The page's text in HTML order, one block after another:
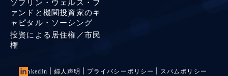
ソブリン・ウェルス・フ
ァンドと機関投資家のキ
ャピタル・ソーシング
投資による居住権／市民
権
LinkedIn 婦人声明 プライバシーポリシー
スパムポリシー